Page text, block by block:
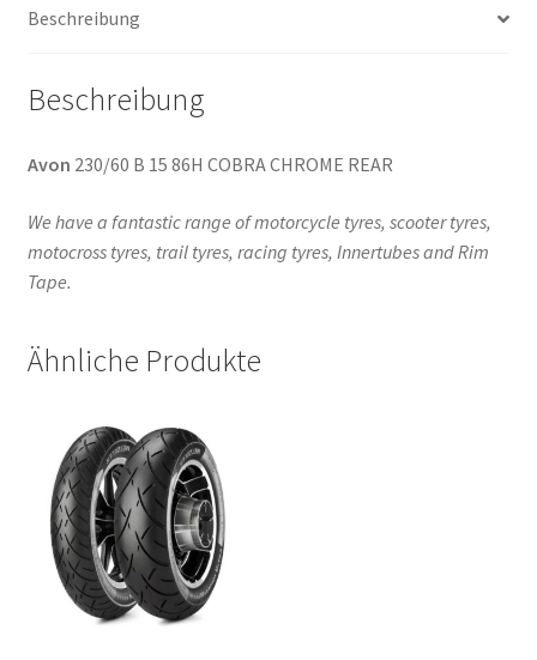
Beschreibung
Beschreibung
Avon 230/60 B 15 86H COBRA CHROME REAR
We have a fantastic range of motorcycle tyres, scooter tyres,
motocross tyres, trail tyres, racing tyres, Innertubes and Rim
Tape.
Ähnliche Produkte